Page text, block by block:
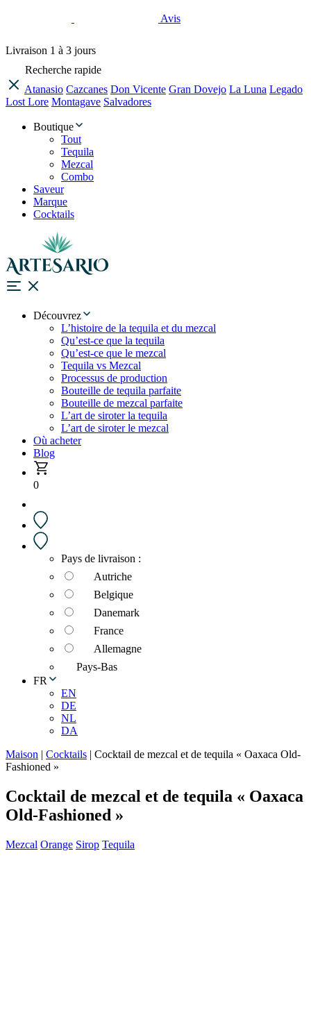
Avis
Livraison 1 à 3 jours
Recherche rapide
Atanasio Cazcanes Don Vicente Gran Dovejo La Luna Legado
Lost Lore Montagave Salvadores
Boutique
Tout
Tequila
Mezcal
Combo
Saveur
Marque
Cocktails
Découvrez
L’histoire de la tequila et du mezcal
Qu’est-ce que la tequila
Qu’est-ce que le mezcal
Tequila vs Mezcal
Processus de production
Bouteille de tequila parfaite
Bouteille de mezcal parfaite
L’art de siroter la tequila
L’art de siroter le mezcal
Où acheter
Blog
0
Pays de livraison :
Autriche
Belgique
Danemark
France
Allemagne
Pays-Bas
FR
EN
DE
NL
DA
Maison | Cocktails | Cocktail de mezcal et de tequila « Oaxaca Old-
Fashioned »
Cocktail de mezcal et de tequila « Oaxaca
Old-Fashioned »
Mezcal Orange Sirop Tequila